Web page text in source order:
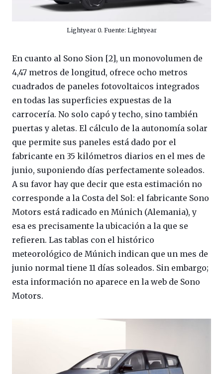
Lightyear 0. Fuente: Lightyear
En cuanto al Sono Sion [2], un monovolumen de
4,47 metros de longitud, ofrece ocho metros
cuadrados de paneles fotovoltaicos integrados
en todas las superficies expuestas de la
carrocería. No solo capó y techo, sino también
puertas y aletas. El cálculo de la autonomía solar
que permite sus paneles está dado por el
fabricante en 35 kilómetros diarios en el mes de
junio, suponiendo días perfectamente soleados.
A su favor hay que decir que esta estimación no
corresponde a la Costa del Sol: el fabricante Sono
Motors está radicado en Múnich (Alemania), y
esa es precisamente la ubicación a la que se
refieren. Las tablas con el histórico
meteorológico de Múnich indican que un mes de
junio normal tiene 11 días soleados. Sin embargo;
esta información no aparece en la web de Sono
Motors.